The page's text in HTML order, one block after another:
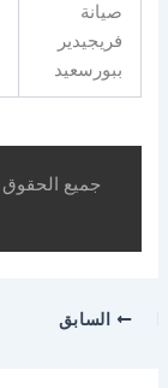
صيانة
فريجيدير
ببورسعيد
السابق